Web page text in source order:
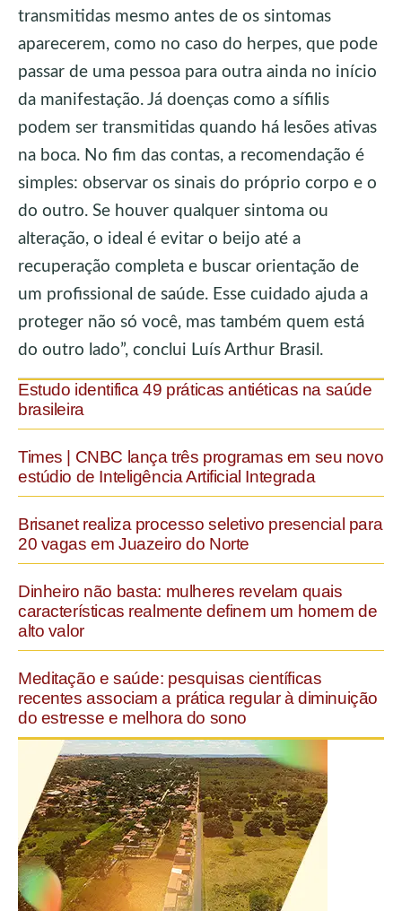
transmitidas mesmo antes de os sintomas
aparecerem, como no caso do herpes, que pode
passar de uma pessoa para outra ainda no início
da manifestação. Já doenças como a sífilis
podem ser transmitidas quando há lesões ativas
na boca. No fim das contas, a recomendação é
simples: observar os sinais do próprio corpo e o
do outro. Se houver qualquer sintoma ou
alteração, o ideal é evitar o beijo até a
recuperação completa e buscar orientação de
um profissional de saúde. Esse cuidado ajuda a
proteger não só você, mas também quem está
do outro lado”, conclui Luís Arthur Brasil.
Estudo identifica 49 práticas antiéticas na saúde
brasileira
Times | CNBC lança três programas em seu novo
estúdio de Inteligência Artificial Integrada
Brisanet realiza processo seletivo presencial para
20 vagas em Juazeiro do Norte
Dinheiro não basta: mulheres revelam quais
características realmente definem um homem de
alto valor
Meditação e saúde: pesquisas científicas
recentes associam a prática regular à diminuição
do estresse e melhora do sono